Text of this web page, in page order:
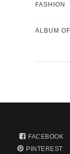
FASHION
ALBUM
FACEBOOK
PINTEREST